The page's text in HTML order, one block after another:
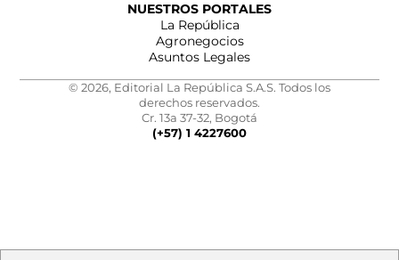
NUESTROS PORTALES
La República
Agronegocios
Asuntos Legales
© 2026, Editorial La República S.A.S. Todos los
derechos reservados.
Cr. 13a 37-32, Bogotá
(+57) 1 4227600